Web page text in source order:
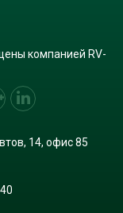
компанией RV-
14, офис 85